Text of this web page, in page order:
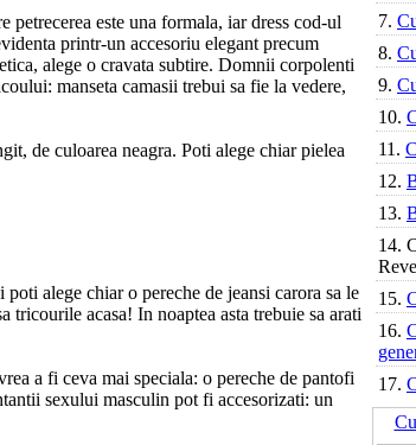
este una formala, iar dress cod-ul
printr-un accesoriu elegant precum
alege o cravata subtire. Domnii corpolenti
manseta camasii trebui sa fie la vedere,
de culoarea neagra. Poti alege chiar pielea
alege chiar o pereche de jeansi carora sa le
tricourile acasa! In noaptea asta trebuie sa arati
a fi ceva mai speciala: o pereche de pantofi
sexului masculin pot fi accesorizati: un
7.
8.
9.
10.
11.
12.
13.
14.
15.
16.
17.